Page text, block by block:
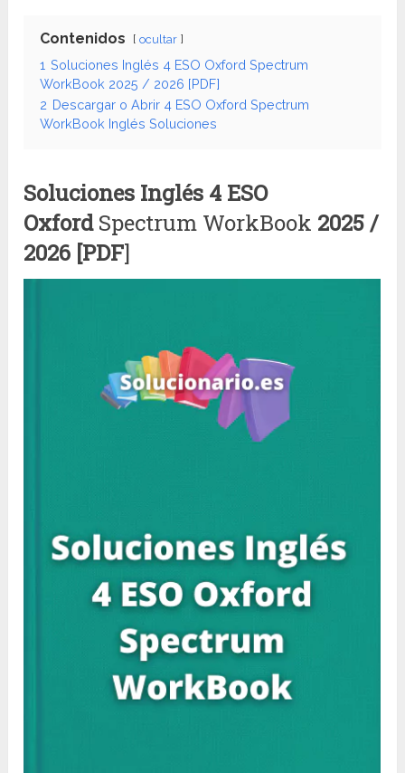
Contenidos ocultar
1 Soluciones Inglés 4 ESO Oxford Spectrum
WorkBook 2025 / 2026 [PDF]
2 Descargar o Abrir 4 ESO Oxford Spectrum
WorkBook Inglés Soluciones
Soluciones Inglés 4 ESO
OxfordSpectrum WorkBook 2025 /
2026 [PDF]